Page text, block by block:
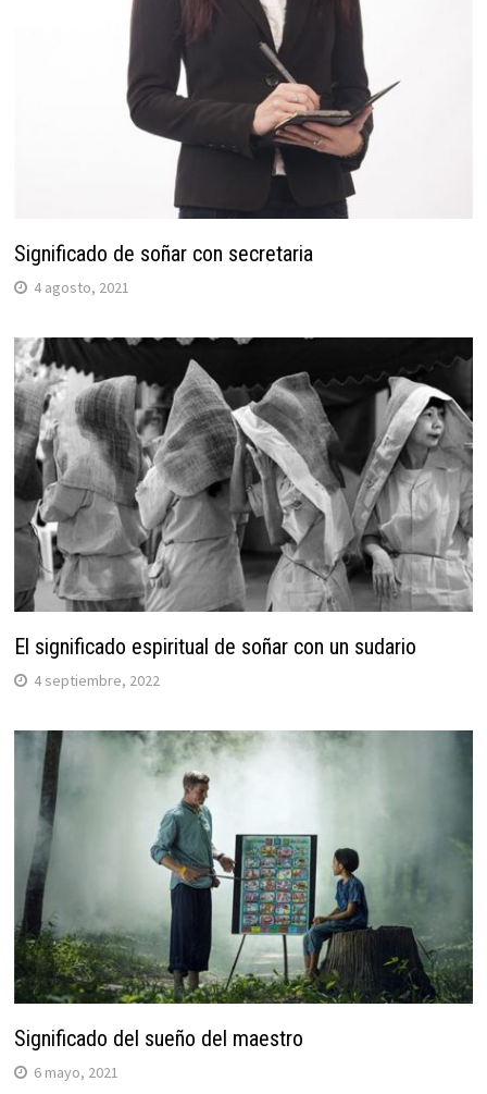
Significado de soñar con secretaria
4 agosto, 2021
El significado espiritual de soñar con un sudario
4 septiembre, 2022
Significado del sueño del maestro
6 mayo, 2021